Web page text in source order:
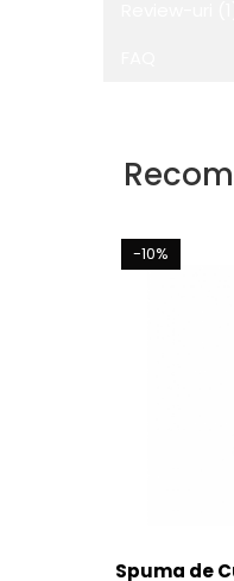
-10%
Spuma de